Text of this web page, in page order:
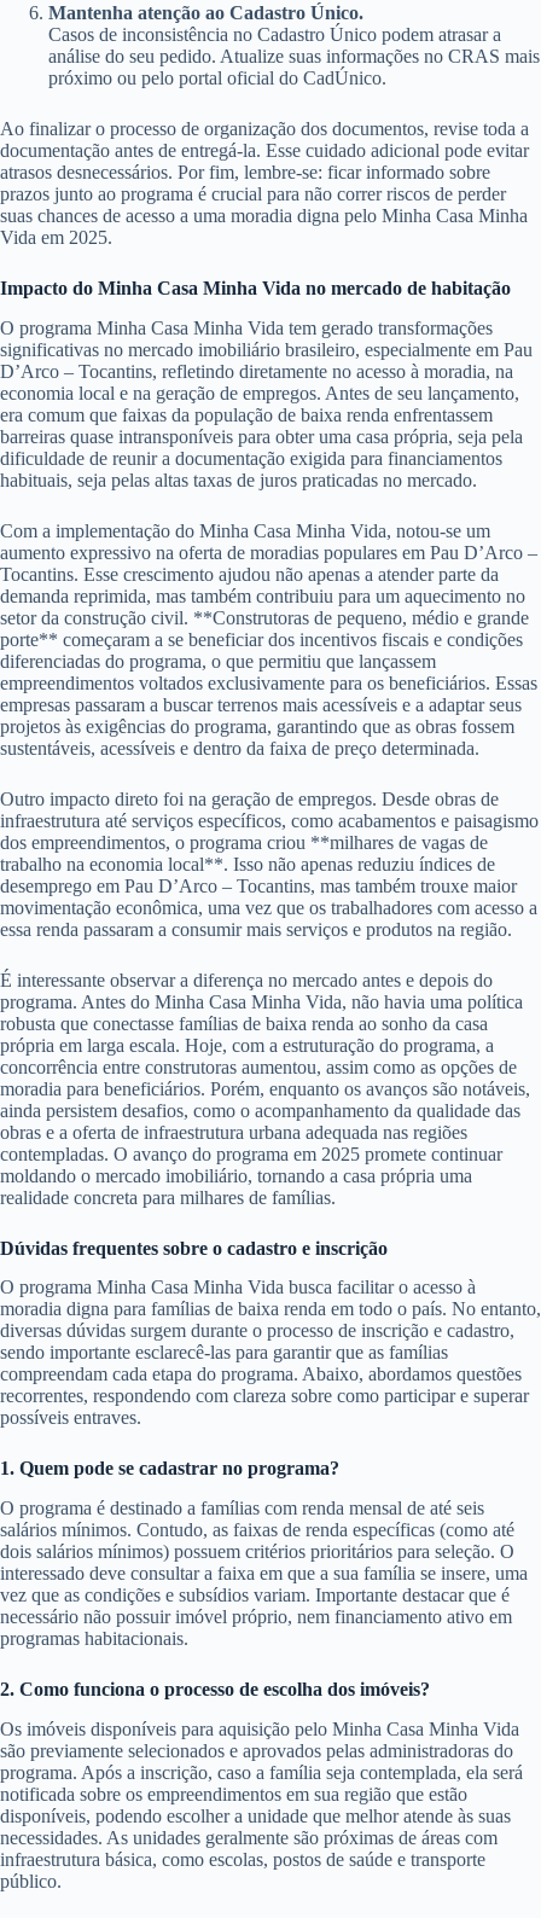
Mantenha atenção ao Cadastro Único.
Casos de inconsistência no Cadastro Único podem atrasar a
análise do seu pedido. Atualize suas informações no CRAS mais
próximo ou pelo portal oficial do CadÚnico.
Ao finalizar o processo de organização dos documentos, revise toda a
documentação antes de entregá-la. Esse cuidado adicional pode evitar
atrasos desnecessários. Por fim, lembre-se: ficar informado sobre
prazos junto ao programa é crucial para não correr riscos de perder
suas chances de acesso a uma moradia digna pelo Minha Casa Minha
Vida em 2025.
Impacto do Minha Casa Minha Vida no mercado de habitação
O programa Minha Casa Minha Vida tem gerado transformações
significativas no mercado imobiliário brasileiro, especialmente em Pau
D’Arco – Tocantins, refletindo diretamente no acesso à moradia, na
economia local e na geração de empregos. Antes de seu lançamento,
era comum que faixas da população de baixa renda enfrentassem
barreiras quase intransponíveis para obter uma casa própria, seja pela
dificuldade de reunir a documentação exigida para financiamentos
habituais, seja pelas altas taxas de juros praticadas no mercado.
Com a implementação do Minha Casa Minha Vida, notou-se um
aumento expressivo na oferta de moradias populares em Pau D’Arco –
Tocantins. Esse crescimento ajudou não apenas a atender parte da
demanda reprimida, mas também contribuiu para um aquecimento no
setor da construção civil. **Construtoras de pequeno, médio e grande
porte** começaram a se beneficiar dos incentivos fiscais e condições
diferenciadas do programa, o que permitiu que lançassem
empreendimentos voltados exclusivamente para os beneficiários. Essas
empresas passaram a buscar terrenos mais acessíveis e a adaptar seus
projetos às exigências do programa, garantindo que as obras fossem
sustentáveis, acessíveis e dentro da faixa de preço determinada.
Outro impacto direto foi na geração de empregos. Desde obras de
infraestrutura até serviços específicos, como acabamentos e paisagismo
dos empreendimentos, o programa criou **milhares de vagas de
trabalho na economia local**. Isso não apenas reduziu índices de
desemprego em Pau D’Arco – Tocantins, mas também trouxe maior
movimentação econômica, uma vez que os trabalhadores com acesso a
essa renda passaram a consumir mais serviços e produtos na região.
É interessante observar a diferença no mercado antes e depois do
programa. Antes do Minha Casa Minha Vida, não havia uma política
robusta que conectasse famílias de baixa renda ao sonho da casa
própria em larga escala. Hoje, com a estruturação do programa, a
concorrência entre construtoras aumentou, assim como as opções de
moradia para beneficiários. Porém, enquanto os avanços são notáveis,
ainda persistem desafios, como o acompanhamento da qualidade das
obras e a oferta de infraestrutura urbana adequada nas regiões
contempladas. O avanço do programa em 2025 promete continuar
moldando o mercado imobiliário, tornando a casa própria uma
realidade concreta para milhares de famílias.
Dúvidas frequentes sobre o cadastro e inscrição
O programa Minha Casa Minha Vida busca facilitar o acesso à
moradia digna para famílias de baixa renda em todo o país. No entanto,
diversas dúvidas surgem durante o processo de inscrição e cadastro,
sendo importante esclarecê-las para garantir que as famílias
compreendam cada etapa do programa. Abaixo, abordamos questões
recorrentes, respondendo com clareza sobre como participar e superar
possíveis entraves.
1. Quem pode se cadastrar no programa?
O programa é destinado a famílias com renda mensal de até seis
salários mínimos. Contudo, as faixas de renda específicas (como até
dois salários mínimos) possuem critérios prioritários para seleção. O
interessado deve consultar a faixa em que a sua família se insere, uma
vez que as condições e subsídios variam. Importante destacar que é
necessário não possuir imóvel próprio, nem financiamento ativo em
programas habitacionais.
2. Como funciona o processo de escolha dos imóveis?
Os imóveis disponíveis para aquisição pelo Minha Casa Minha Vida
são previamente selecionados e aprovados pelas administradoras do
programa. Após a inscrição, caso a família seja contemplada, ela será
notificada sobre os empreendimentos em sua região que estão
disponíveis, podendo escolher a unidade que melhor atende às suas
necessidades. As unidades geralmente são próximas de áreas com
infraestrutura básica, como escolas, postos de saúde e transporte
público.